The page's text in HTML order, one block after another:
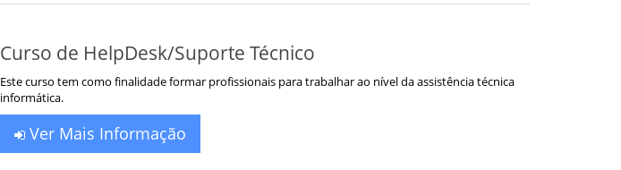
Curso de HelpDesk/Suporte Técnico
Este curso tem como finalidade formar profissionais para trabalhar ao nível da assistência técnica
informática.
Ver Mais Informação